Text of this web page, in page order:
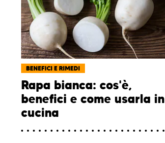
BENEFICI E RIMEDI
Rapa bianca: cos'è,
benefici e come usarla in
cucina